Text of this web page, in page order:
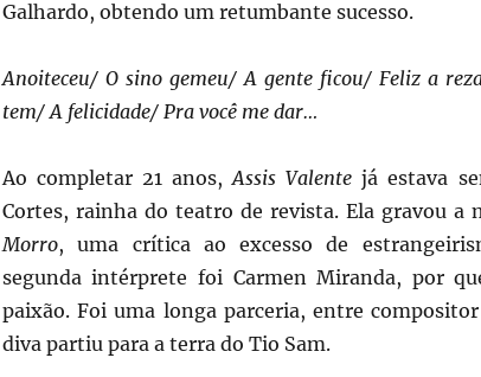
Galhardo, obtendo um retumbante sucesso.
Anoiteceu/ O sino gemeu/ A gente ficou/ Feliz a
tem/ A felicidade/ Pra você me dar…
Ao completar 21 anos,Assis Valente já estava
Cortes, rainha do teatro de revista. Ela gravou a
Morro, uma crítica ao excesso de
segunda intérprete foi Carmen Miranda, por
paixão. Foi uma longa parceria, entre
diva partiu para a terra do Tio Sam.